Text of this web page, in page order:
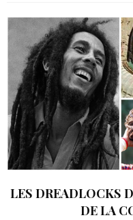
LES DREADLOCKS
DE LA